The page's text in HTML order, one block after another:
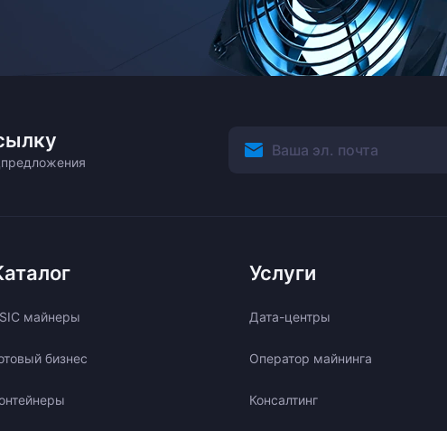
майнеры
бизнес
Услуги
Дата-центры
Оператор майнинга
Консалтинг